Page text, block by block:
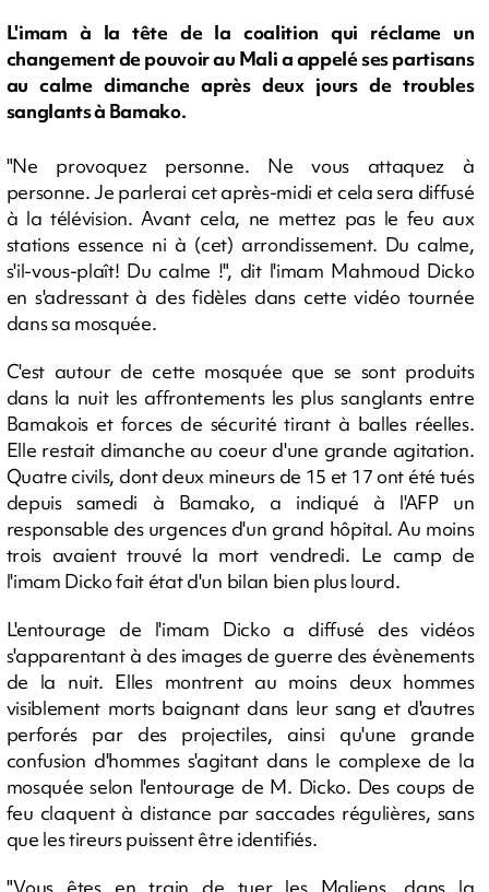
L'imam à la tête de la coalition qui réclame un
changement de pouvoir au Mali a appelé ses partisans
au calme dimanche après deux jours de troubles
sanglants à Bamako.
"Ne provoquez personne. Ne vous attaquez à
personne. Je parlerai cet après-midi et cela sera diffusé
à la télévision. Avant cela, ne mettez pas le feu aux
stations essence ni à (cet) arrondissement. Du calme,
s'il-vous-plaît! Du calme !", dit l'imam Mahmoud Dicko
en s'adressant à des fidèles dans cette vidéo tournée
dans sa mosquée.
C'est autour de cette mosquée que se sont produits
dans la nuit les affrontements les plus sanglants entre
Bamakois et forces de sécurité tirant à balles réelles.
Elle restait dimanche au coeur d'une grande agitation.
Quatre civils, dont deux mineurs de 15 et 17 ont été tués
depuis samedi à Bamako, a indiqué à l'AFP un
responsable des urgences d'un grand hôpital. Au moins
trois avaient trouvé la mort vendredi. Le camp de
l'imam Dicko fait état d'un bilan bien plus lourd.
L'entourage de l'imam Dicko a diffusé des vidéos
s'apparentant à des images de guerre des évènements
de la nuit. Elles montrent au moins deux hommes
visiblement morts baignant dans leur sang et d'autres
perforés par des projectiles, ainsi qu'une grande
confusion d'hommes s'agitant dans le complexe de la
mosquée selon l'entourage de M. Dicko. Des coups de
feu claquent à distance par saccades régulières, sans
que les tireurs puissent être identifiés.